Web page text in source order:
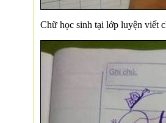
Chữ học sinh tại lớp luyện viết